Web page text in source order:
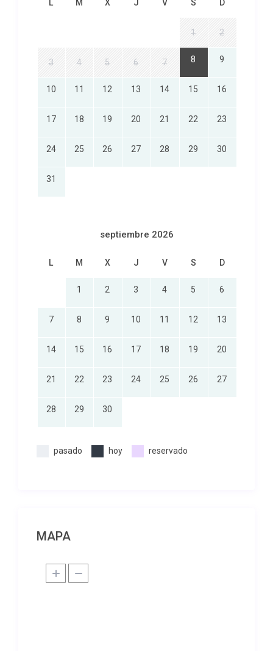
L M X J V S D
1 2
3 4 5 6 7 8 9
10 11 12 13 14 15 16
17 18 19 20 21 22 23
24 25 26 27 28 29 30
31
septiembre 2026
L M X J V S D
1 2 3 4 5 6
7 8 9 10 11 12 13
14 15 16 17 18 19 20
21 22 23 24 25 26 27
28 29 30
pasado hoy reservado
MAPA